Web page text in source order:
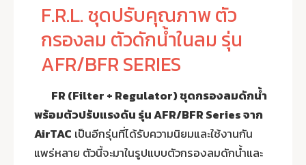
F.R.L. ชุดปรับคุณภาพ ตัว
กรองลม ตัวดักน้ำในลม รุ่น
AFR/BFR SERIES
FR (Filter + Regulator) ชุดกรองลมดักน้ำ
พร้อมตัวปรับแรงดัน รุ่น AFR/BFR Series จาก
AirTAC เป็นอีกรุ่นที่ได้รับความนิยมและใช้งานกัน
แพร่หลาย ตัวนี้จะมาในรูปแบบตัวกรองลมดักน้ำและ